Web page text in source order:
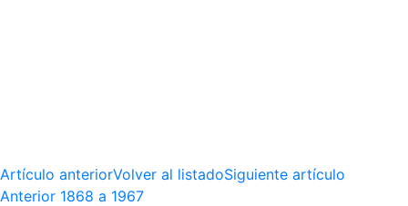
Artículo anteriorVolver al listadoSiguiente artículo
Anterior 1868 a 1967